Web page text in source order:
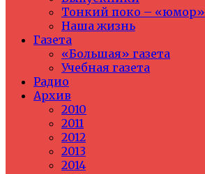
Тонкий поко – «юмор»
Наша жизнь
Газета
«Большая» газета
Учебная газета
Радио
Архив
2010
2011
2012
2013
2014